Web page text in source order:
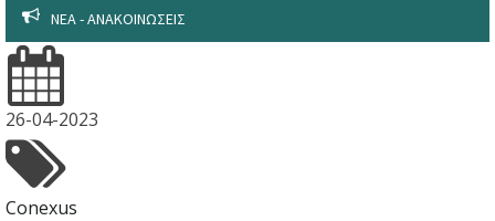
NEA - ANAKOINΩΣΕΙΣ
26-04-2023
Conexus